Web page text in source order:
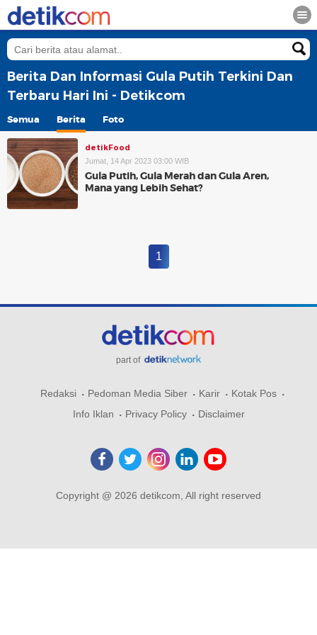
Berita Dan Informasi Gula Putih Terkini Dan
Terbaru Hari Ini - Detikcom
Semua Berita Foto
detikFood
Jumat, 14 Apr 2023 03:00 WIB
Gula Putih, Gula Merah dan Gula Aren,
Mana yang Lebih Sehat?
1
part of
Redaksi Pedoman Media Siber Karir
Kotak Pos
Info Iklan
Privacy Policy Disclaimer
Copyright @ 2026 detikcom, All right reserved